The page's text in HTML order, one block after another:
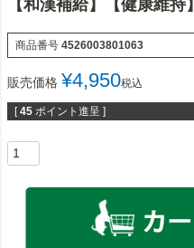
【和漢補給】【健康維持】
商品番号 4526003801063
販売価格 ¥4,950税込
[ 45 ポイント進呈 ]